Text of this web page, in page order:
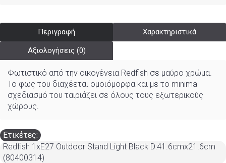
Περιγραφή Χαρακτηριστικά
Αξιολογήσεις (0)
Φωτιστικό από την οικογένεια Redfish σε μαύρο χρώμα.
Το φως του διαχέεται ομοιόμορφα και με το minimal
σχεδιασμό του ταιριάζει σε όλους τους εξωτερικούς
χώρους.
Ετικέτες:
Redfish 1xE27 Outdoor Stand Light Black D:41.6cmx21.6cm
(80400314)